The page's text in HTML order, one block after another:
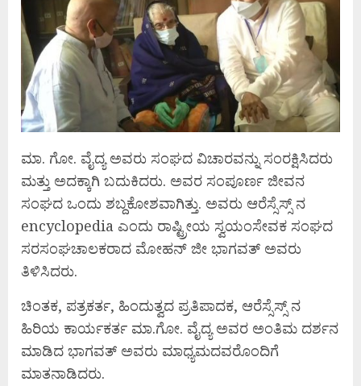
ಮಾ. ಗೋ. ವೈದ್ಯ ಅವರು ಸಂಘದ ವಿಚಾರವನ್ನು ಸಂರಕ್ಷಿಸಿದರು
ಮತ್ತು ಅದಕ್ಕಾಗಿ ಬದುಕಿದರು. ಅವರ ಸಂಪೂರ್ಣ ಜೀವನ
ಸಂಘದ ಒಂದು ಶಬ್ದಕೋಶವಾಗಿತ್ತು. ಅವರು ಆರೆಸ್ಸೆಸ್ಸ್ ನ
encyclopedia ಎಂದು ರಾಷ್ಟ್ರೀಯ ಸ್ವಯಂಸೇವಕ ಸಂಘದ
ಸರಸಂಘಚಾಲಕರಾದ ಮೋಹನ್ ಜೀ ಭಾಗವತ್ ಅವರು
ತಿಳಿಸಿದರು.
ಚಿಂತಕ, ಪತ್ರಕರ್ತ, ಹಿಂದುತ್ವದ ಪ್ರತಿಪಾದಕ, ಆರೆಸ್ಸೆಸ್ಸ್ ನ
ಹಿರಿಯ ಕಾರ್ಯಕರ್ತ ಮಾ.ಗೋ. ವೈದ್ಯ ಅವರ ಅಂತಿಮ ದರ್ಶನ
ಮಾಡಿದ ಭಾಗವತ್ ಅವರು ಮಾಧ್ಯಮದವರೊಂದಿಗೆ
ಮಾತನಾಡಿದರು.